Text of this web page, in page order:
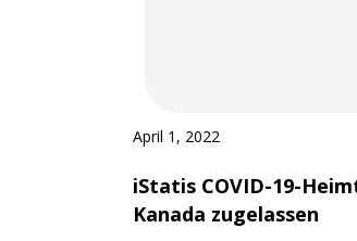
April 1, 2022
iStatis COVID-19-
Kanada zugelassen